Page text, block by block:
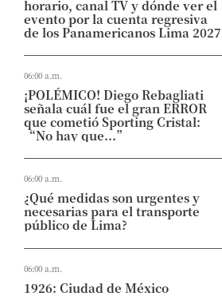
horario, canal TV y dónde ver el
evento por la cuenta regresiva
de los Panamericanos Lima 2027
06:00 a.m.
¡POLÉMICO! Diego Rebagliati
señala cuál fue el gran ERROR
que cometió Sporting Cristal:
“No hay que...”
06:00 a.m.
¿Qué medidas son urgentes y
necesarias para el transporte
público de Lima?
06:00 a.m.
1926: Ciudad de México